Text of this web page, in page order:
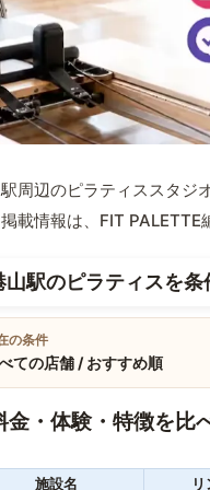
周辺のピラティススタジ
載情報は、FIT PALETTE
山駅のピラティスを条
の条件
ての店舗 / おすすめ順
金・体験・特徴を比
施設名